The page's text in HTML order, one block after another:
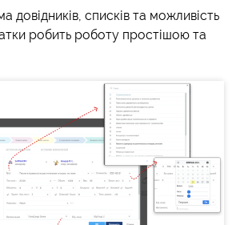
довідників, списків та можливість
робить роботу простішою та